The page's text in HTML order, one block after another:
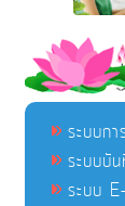
ระบบก
ระบบบั
ระบบ